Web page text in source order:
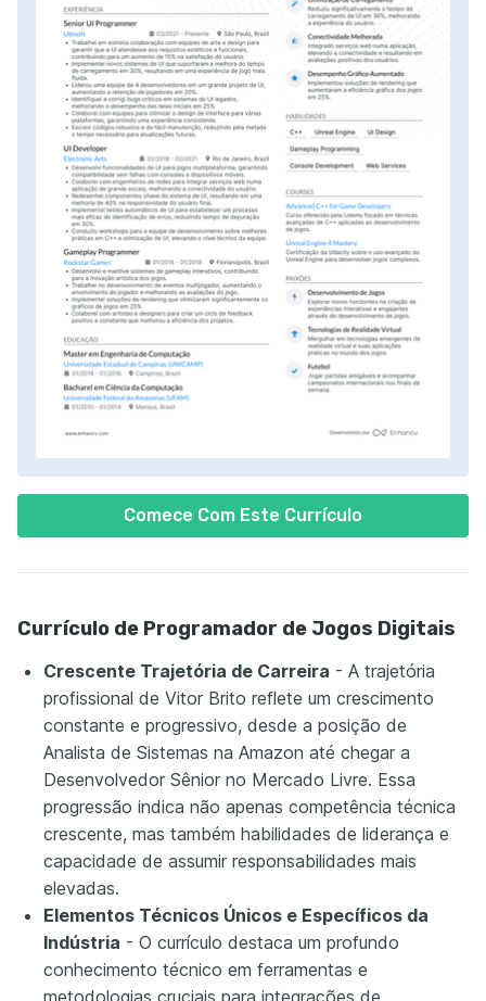
Comece Com Este Currículo
Currículo de Programador de Jogos Digitais
Crescente Trajetória de Carreira - A trajetória
profissional de Vitor Brito reflete um crescimento
constante e progressivo, desde a posição de
Analista de Sistemas na Amazon até chegar a
Desenvolvedor Sênior no Mercado Livre. Essa
progressão indica não apenas competência técnica
crescente, mas também habilidades de liderança e
capacidade de assumir responsabilidades mais
elevadas.
Elementos Técnicos Únicos e Específicos da
Indústria - O currículo destaca um profundo
conhecimento técnico em ferramentas e